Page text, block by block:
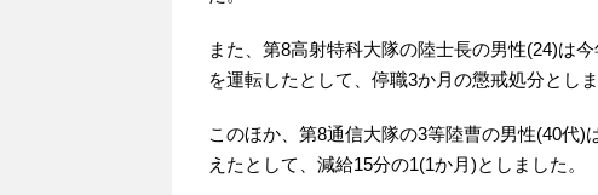
また、第8高射特科大隊の陸士長の男性(24)は
を運転したとして、停職3か月の懲戒処分としま
このほか、第8通信大隊の3等陸曹の男性(40代
えたとして、減給15分の1(1か月)としました。